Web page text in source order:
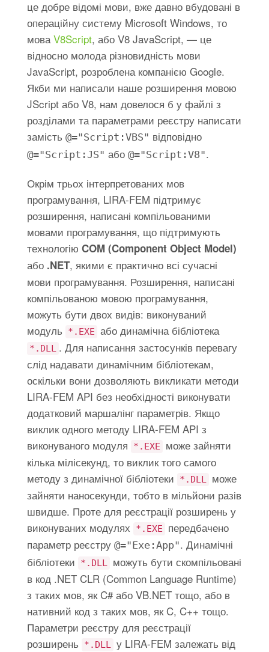
це добре відомі мови, вже давно вбудовані в
операційну систему Microsoft Windows, то
моваV8Script, або V8 JavaScript, — це
відносно молода різновидність мови
JavaScript, розроблена компанією Google.
Якби ми написали наше розширення мовою
JScript або V8, нам довелося б у файлі з
розділами та параметрами реєстру написати
замість @="Script:VBS" відповідно
@="Script:JS" або @="Script:V8".
Окрім трьох інтерпретованих мов
програмування, LIRA-FEM підтримує
розширення, написані компільованими
мовами програмування, що підтримують
технологію COM (Component Object Model)
або .NET, якими є практично всі сучасні
мови програмування. Розширення, написані
компільованою мовою програмування,
можуть бути двох видів: виконуваний
модуль
*.EXE або динамічна бібліотека
*.DLL . Для написання застосунків перевагу
слід надавати динамічним бібліотекам,
оскільки вони дозволяють викликати методи
LIRA-FEM API без необхідності виконувати
додатковий маршалінг параметрів. Якщо
виклик одного методу LIRA-FEM API з
виконуваного модуля
*.EXE
може зайняти
кілька мілісекунд, то виклик того самого
методу з динамічної бібліотеки
*.DLL може
зайняти наносекунди, тобто в мільйони разів
швидше. Проте для реєстрації розширень у
виконуваних модулях
*.EXE
передбачено
параметр реєстру @="Exe:App". Динамічні
бібліотеки
*.DLL можуть бути скомпільовані
в код .NET CLR (Common Language Runtime)
з таких мов, як C# або VB.NET тощо, або в
нативний код з таких мов, як C, C++ тощо.
Параметри реєстру для реєстрації
розширень
*.DLL у LIRA-FEM залежать від